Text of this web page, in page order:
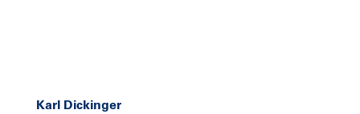
Karl Dickinger